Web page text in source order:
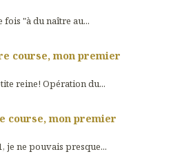
fois "à du naître au...
course, mon premier
reine! Opération du...
course, mon premier
je ne pouvais presque...